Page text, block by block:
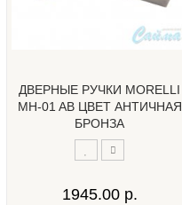
ДВЕРНЫЕ РУЧКИ MORELLI
MH-01 AB ЦВЕТ АНТИЧНАЯ
БРОНЗА
1945.00 р.